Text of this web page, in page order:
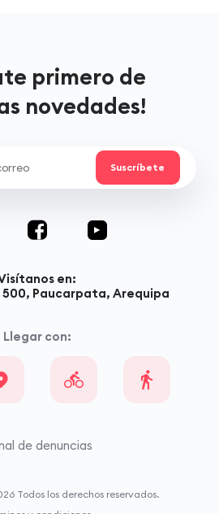
primero de
novedades!
en:
500, Paucarpata, Arequipa
Llegar con:
de denuncias
Todos los derechos reservados.